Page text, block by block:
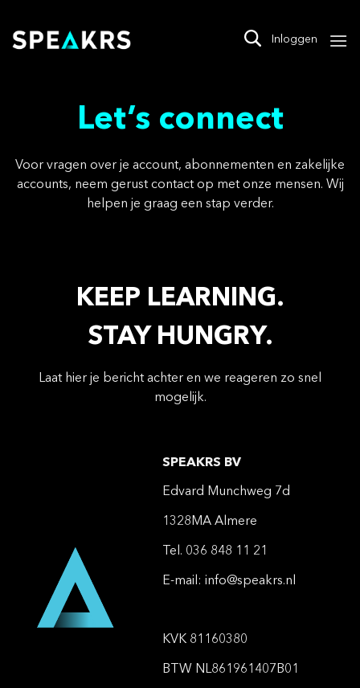
content
Inloggen
Let’s connect
Voor vragen over je account, abonnementen en zakelijke
accounts, neem gerust contact op met onze mensen. Wij
helpen je graag een stap verder.
KEEP LEARNING.
STAY HUNGRY.
Laat hier je bericht achter en we reageren zo snel
mogelijk.
SPEAKRS BV
Edvard Munchweg 7d
1328MA Almere
Tel. 036 848 11 21
E-mail: info@speakrs.nl
KVK 81160380
BTW NL861961407B01